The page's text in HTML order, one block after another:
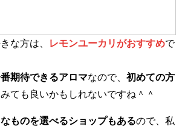
な方は、 レモンユーカリがおすすめで
期待できるアロマなので、 初めての方
ても良いかもしれないですね＾＾
ものを選べるショップもあるので、私